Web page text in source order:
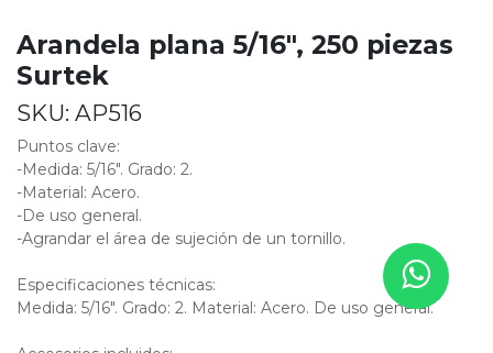
Arandela plana 5/16", 250 piezas
Surtek
SKU: AP516
Puntos clave:
-Medida: 5/16". Grado: 2.
-Material: Acero.
-De uso general.
-Agrandar el área de sujeción de un tornillo.
Especificaciones técnicas:
Medida: 5/16". Grado: 2. Material: Acero. De uso general.